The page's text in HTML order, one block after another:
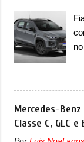
Mercedes-
Classe C, GLC